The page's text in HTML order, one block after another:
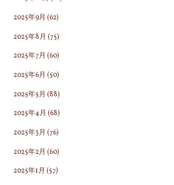
2025年9月 (62)
2025年8月 (75)
2025年7月 (60)
2025年6月 (50)
2025年5月 (88)
2025年4月 (68)
2025年3月 (76)
2025年2月 (60)
2025年1月 (57)